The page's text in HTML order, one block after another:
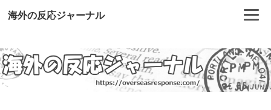
海外の反応ジャーナル